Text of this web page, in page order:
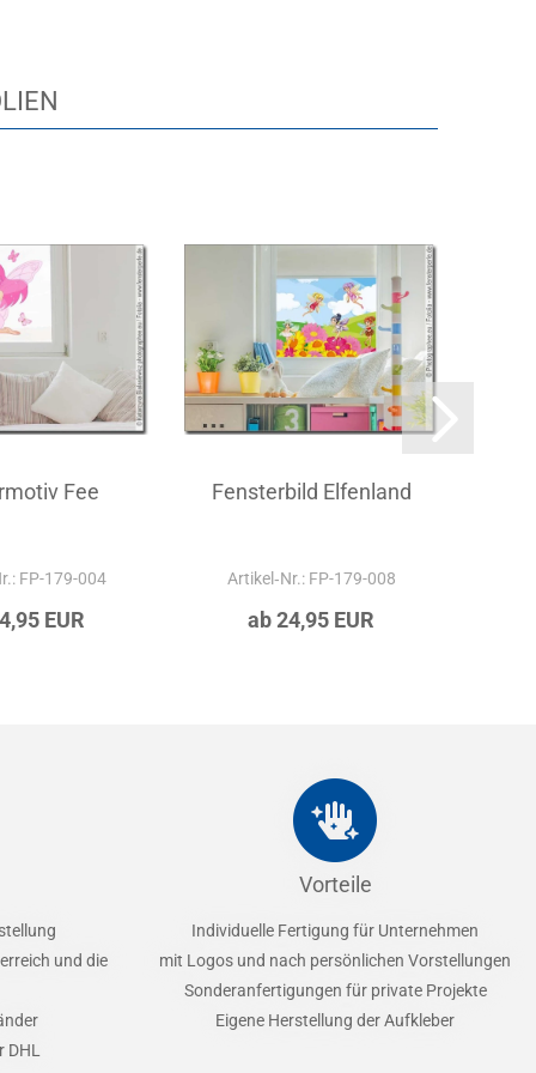
Fee
FP-179-004
EUR
Fensterbild Elfenland
Artikel‑Nr.: FP-179-008
ab 24,95 EUR
und die
Vorteile
Individuelle Fertigung für Unternehmen
mit Logos und nach persönlichen Vorstellungen
Sonderanfertigungen für private Projekte
Eigene Herstellung der Aufkleber